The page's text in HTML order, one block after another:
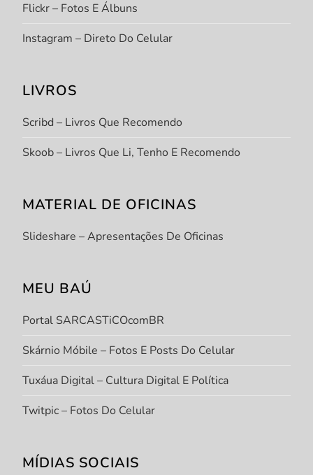
Flickr – Fotos E Álbuns
Instagram – Direto Do Celular
LIVROS
Scribd – Livros Que Recomendo
Skoob – Livros Que Li, Tenho E Recomendo
MATERIAL DE OFICINAS
Slideshare – Apresentações De Oficinas
MEU BAÚ
Portal SARCASTiCOcomBR
Skárnio Móbile – Fotos E Posts Do Celular
Tuxáua Digital – Cultura Digital E Política
Twitpic – Fotos Do Celular
MÍDIAS SOCIAIS